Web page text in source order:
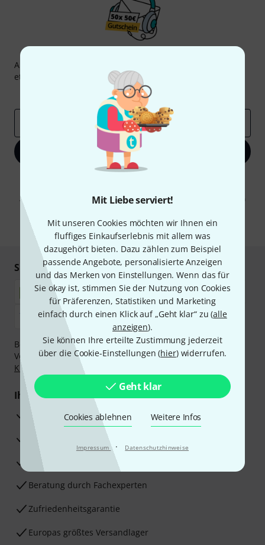
Mit Liebe serviert!
Mit unseren Cookies möchten wir Ihnen ein
fluffiges Einkaufserlebnis mit allem was
dazugehört bieten. Dazu zählen zum Beispiel
passende Angebote, personalisierte Anzeigen
und das Merken von Einstellungen. Wenn das für
Sie okay ist, stimmen Sie der Nutzung von Cookies
für Präferenzen, Statistiken und Marketing
einfach durch einen Klick auf „Geht klar“ zu (alle
anzeigen).
Sie können Ihre erteilte Zustimmung jederzeit
über die Cookie-Einstellungen (hier) widerrufen.
Geht klar
Cookies ablehnen Weitere Infos
Impressum · Datenschutzhinweise
Thomann Newsletter
Abonniere den Thomann Newsletter und gewinne mit
etwas Glück einen von
50 Gutscheinen
Inspirierende Beiträge
Deals
Jetzt anmelden
Abmeldung ist jederzeit möglich. Weitere Informationen finden Sie in
* Pflichtfeld
Sicher einkaufen & bezahlen
Bezahlen Sie vertraulich und sicher per Nachnahme,
Vorkasse, PayPal, Amazon Pay,Klarna Sofort bezahlen
Klarna Ratenzahlung
Ihre Vorteile
3 Jahre Thomann Garantie
30 Tage Money-Back-Garantie
Beratung durch Fachexperten
Zufriedenheitsgarantie
Europas größtes Versandlager